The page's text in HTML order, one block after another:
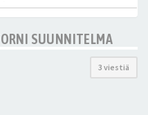
SUUNNITELMA
3 viestiä